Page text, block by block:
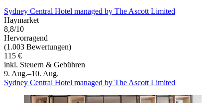
Sydney Central Hotel managed by The Ascott Limited
Haymarket
8,8/10
Hervorragend
(1.003 Bewertungen)
115 €
inkl. Steuern & Gebühren
9. Aug.–10. Aug.
Sydney Central Hotel managed by The Ascott Limited